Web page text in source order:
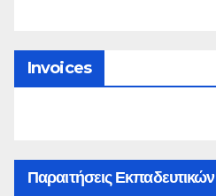
Invoices
Παραιτήσεις Εκπαδευτικών